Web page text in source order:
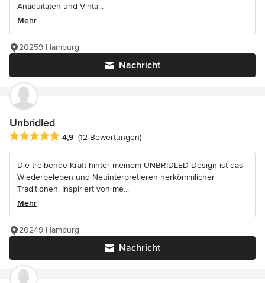
Antiquitäten und Vinta...
Mehr
Nachricht
20259 Hamburg
Unbridled
Durchschnittliche Bewertung: 4.9 von 5 Sternen
4,9 (12 Bewertungen)
Die treibende Kraft hinter meinem UNBRIDLED Design ist das
Wiederbeleben und Neuinterpretieren herkömmlicher
Traditionen. Inspiriert von me...
Mehr
Nachricht
20249 Hamburg